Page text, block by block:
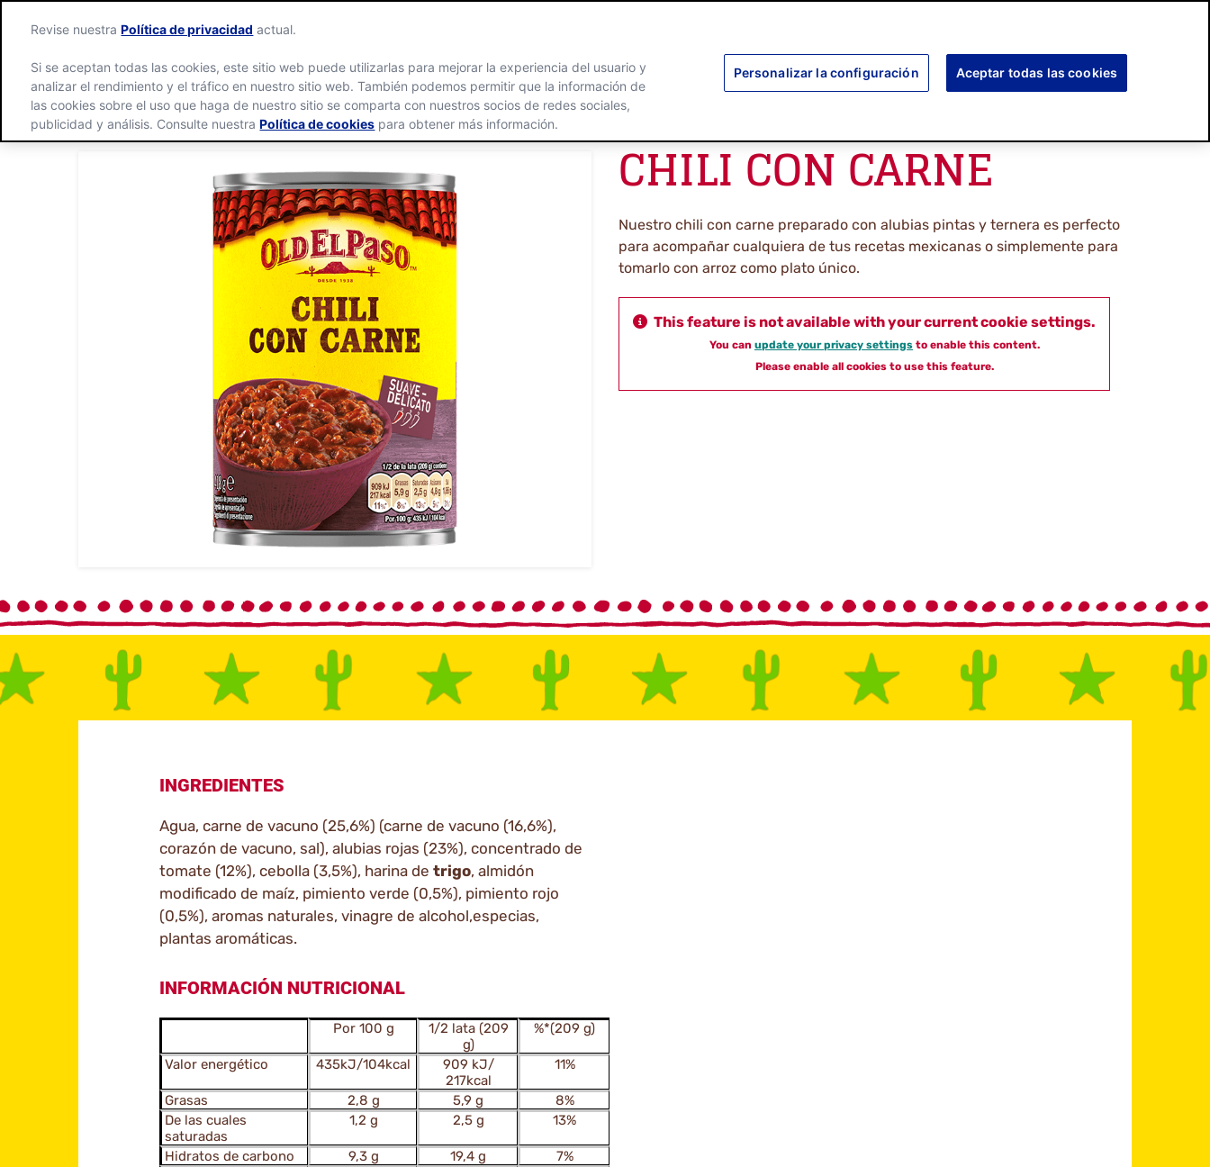
PRODUCTOS RECETAS DESCUBRE MÁS COMPROMISO SEARCH
CHILI CON CARNE
Nuestro chili con carne preparado con alubias pintas y ternera es perfecto
para acompañar cualquiera de tus recetas mexicanas o simplemente para
tomarlo con arroz como plato único.
This feature is not available with your current cookie settings.
You can update your privacy settings to enable this content.
Please enable all cookies to use this feature.
INGREDIENTES
Agua, carne de vacuno (25,6%) (carne de vacuno (16,6%),
corazón de vacuno, sal), alubias rojas (23%), concentrado de
tomate (12%), cebolla (3,5%), harina de trigo, almidón
modificado de maíz, pimiento verde (0,5%), pimiento rojo
(0,5%), aromas naturales, vinagre de alcohol,especias,
plantas aromáticas.
INFORMACIÓN NUTRICIONAL
Por 100 g
1/2 lata (209
g)
%*(209 g)
Valor energético 435kJ/104kcal
909 kJ/
217kcal
11%
Grasas 2,8 g 5,9 g
8%
De las cuales
saturadas
1,2 g 2,5 g 13%
Hidratos de carbono 9,3 g 19,4 g
7%
Revise nuestraPolítica de privacidad actual.
Si se aceptan todas las cookies, este sitio web puede utilizarlas para mejorar la experiencia del usuario y
analizar el rendimiento y el tráfico en nuestro sitio web. También podemos permitir que la información de
las cookies sobre el uso que haga de nuestro sitio se comparta con nuestros socios de redes sociales,
publicidad y análisis. Consulte nuestraPolítica de cookies para obtener más información.
Personalizar la configuración Aceptar todas las cookies